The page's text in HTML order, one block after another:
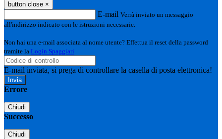
button close ×
E-mail Verrà inviato un messaggio
all'indirizzo indicato con le istruzioni necessarie.
Non hai una e-mail associata al nome utente? Effettua il reset della password
tramite la Login Spaggiari
E-mail inviata, si prega di controllare la casella di posta elettronica!
Errore
Chiudi
Successo
Chiudi